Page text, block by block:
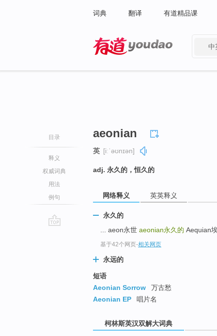
词典 翻译 有道精品课
中
目录
释义
权威词典
用法
例句
aeonian
英 [iːˈəʊnɪən]
adj. 永久的，恒久的
网络释义 英英释义
永久的
... aeon永世 aeonian永久的 Aequian
基于42个网页-相关网页
永远的
短语
Aeonian Sorrow
万古愁
Aeonian EP
唱片名
柯林斯英汉双解大词典